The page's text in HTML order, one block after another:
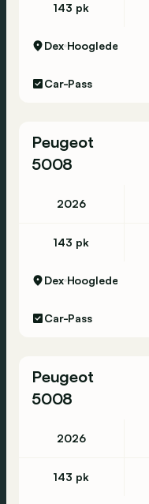
143 pk
Dex Hooglede
Car-Pass
Peugeot
5008
2026
143 pk
Dex Hooglede
Car-Pass
Peugeot
5008
2026
143 pk